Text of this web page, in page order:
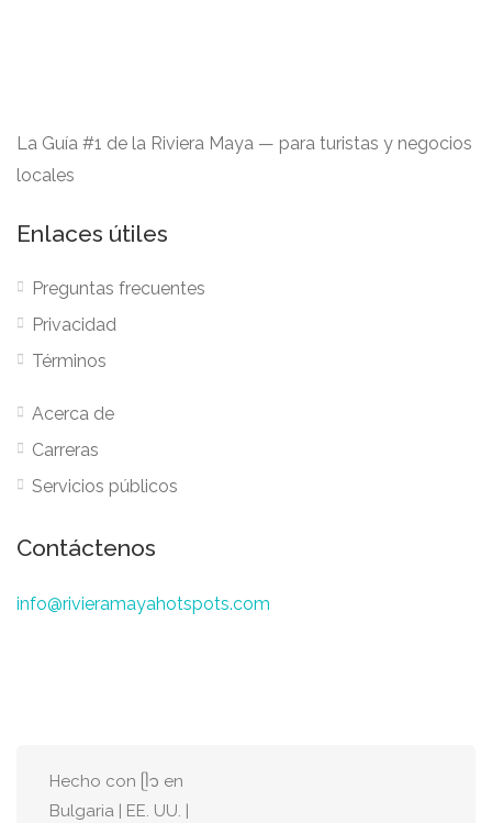
La Guía #1 de la Riviera Maya — para turistas y negocios
locales
Enlaces útiles
Preguntas frecuentes
Privacidad
Términos
Acerca de
Carreras
Servicios públicos
Contáctenos
info@rivieramayahotspots.com
Hecho con ᥫ᭡ en
Bulgaria | EE. UU. |